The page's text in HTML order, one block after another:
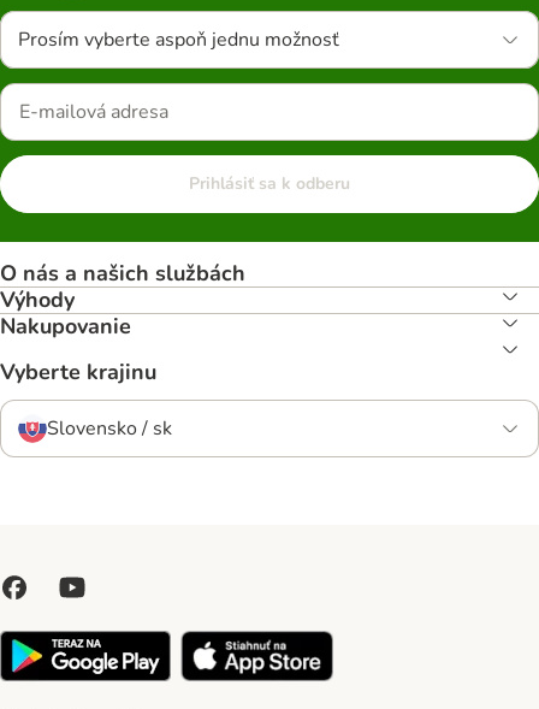
Prosím vyberte aspoň jednu možnosť
Prihlásiť sa k odberu
O nás a našich službách
Výhody
Nakupovanie
Vyberte krajinu
Slovensko / sk